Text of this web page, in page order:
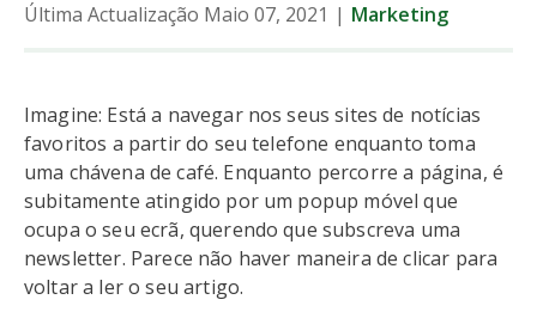
Última Actualização Maio 07, 2021 | Marketing
Imagine: Está a navegar nos seus sites de notícias
favoritos a partir do seu telefone enquanto toma
uma chávena de café. Enquanto percorre a página, é
subitamente atingido por um popup móvel que
ocupa o seu ecrã, querendo que subscreva uma
newsletter. Parece não haver maneira de clicar para
voltar a ler o seu artigo.